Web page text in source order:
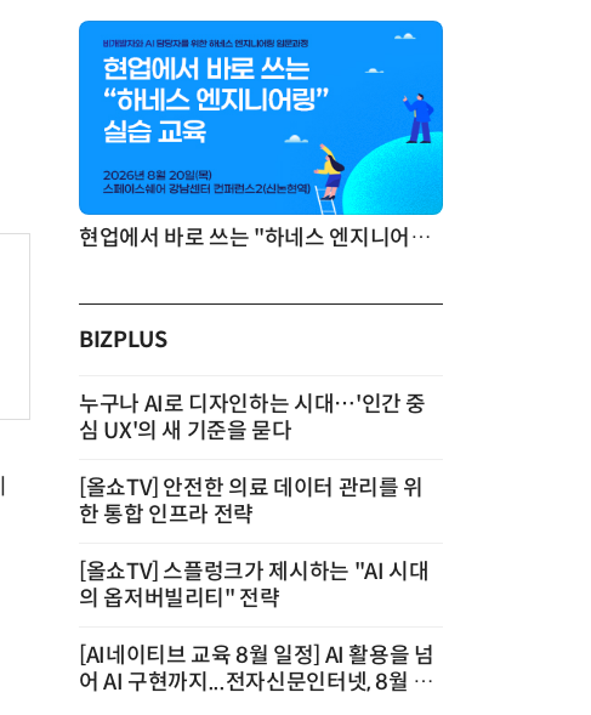
현업에서 바로 쓰는 "하네스 엔지니어링" 실습 교육
BIZPLUS
누구나 AI로 디자인하는 시대…'인간 중
심 UX'의 새 기준을 묻다
[올쇼TV] 안전한 의료 데이터 관리를 위
한 통합 인프라 전략
[올쇼TV] 스플렁크가 제시하는 "AI 시대
의 옵저버빌리티" 전략
[AI네이티브 교육 8월 일정] AI 활용을 넘
어 AI 구현까지...전자신문인터넷, 8월 실